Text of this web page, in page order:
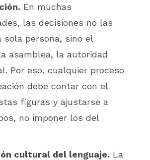
En muchas
las decisiones no las
sola persona, sino el
asamblea, la autoridad
Por eso, cualquier proceso
debe contar con el
figuras y ajustarse a
no imponer los del
cultural del lenguaje. La